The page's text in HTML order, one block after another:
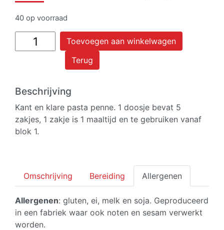
40 op voorraad
Pasta
Penne
aantal
Toevoegen aan winkelwagen
Terug
Beschrijving
Kant en klare pasta penne. 1 doosje bevat 5
zakjes, 1 zakje is 1 maaltijd en te gebruiken vanaf
blok 1.
Omschrijving Bereiding Allergenen
Allergenen: gluten, ei, melk en soja. Geproduceerd
in een fabriek waar ook noten en sesam verwerkt
worden.